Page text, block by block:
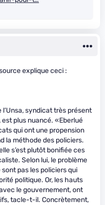
explique ceci :
syndicat très présent
plus nuancé. «Eberlué
qui ont une propension
la méthode des policiers.
s’est plutôt bonifiée ces
Selon lui, le problème
pas les policiers qui
politique. Or, les hauts
le gouvernement, ont
tacle-t-il. Concrètement,